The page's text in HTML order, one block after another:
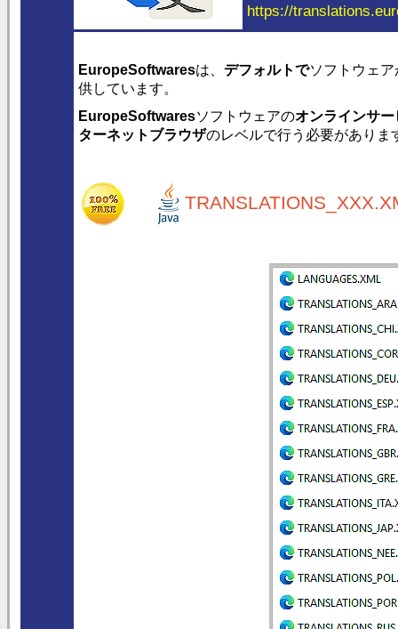
https://
EuropeSoftwaresは、 デフォルトでソフトウェ
供しています。
EuropeSoftwaresソフトウェアのオンラインサー
ターネットブラウザのレベルで行う必要がありま